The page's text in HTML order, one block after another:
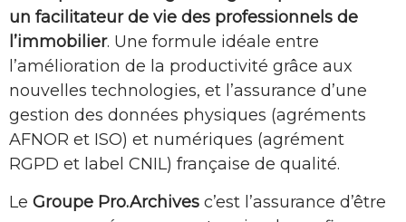
un facilitateur de vie des professionnels de
l’immobilier. Une formule idéale entre
l’amélioration de la productivité grâce aux
nouvelles technologies, et l’assurance d’une
gestion des données physiques (agréments
AFNOR et ISO) et numériques (agrément
RGPD et label CNIL) française de qualité.​
Le Groupe Pro.Archives c’est l’assurance d’être